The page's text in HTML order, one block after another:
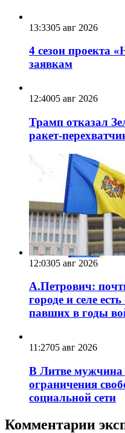
13:3305 авг 2026
4 сезон проекта
заявкам
12:4005 авг 2026
Трамп отказал
ракет-
12:0305 авг 2026
А.Петрович:
городе и селе
павших в годы
11:2705 авг 2026
В Литве мужчина
ограничения
социальной сети
Комментарии